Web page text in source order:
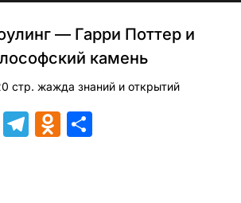
— Гарри Поттер и
камень
стр. жажда знаний и открытий
VK Telegram
Odnoklassniki